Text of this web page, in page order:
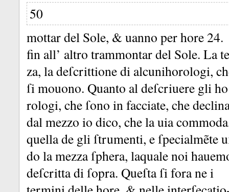
50
mottar del Sole, & uanno per hore 24.
fin all’ altro trammontar del Sole. La
za, la deſcrittione di alcunihorologi,
ſi mouono. Quanto al deſcriuere gli ho
rologi, che ſono in facciate, che
dal mezzo io dico, che la uia
quella de gli ſtrumenti, e ſpecialmẽte
do la mezza ſphera, laquale noi
deſcritta di ſopra. Queſta ſi fora ne i